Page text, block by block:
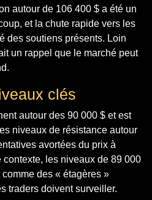
autour de 106 400 $ a été un
et la chute rapide vers les
des soutiens présents. Loin
un rappel que le marché peut
clés
autour des 90 000 $ et est
niveaux de résistance autour
avortées du prix à
les niveaux de 89 000
des « étagères »
traders doivent surveiller.